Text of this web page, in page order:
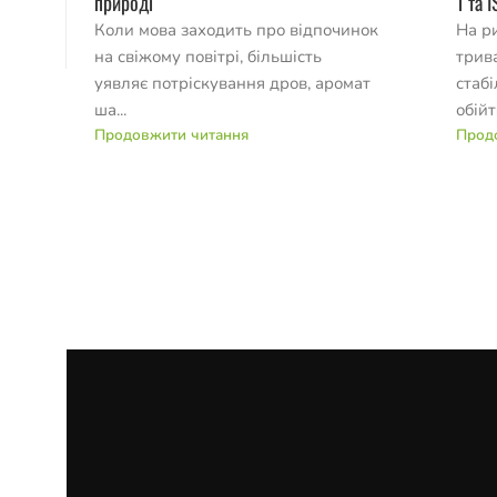
Коли мова заходить про відпочинок
на свіжому повітрі, більшість
уявляє потріскування дров, аромат
ша...
Продовжити читання
На